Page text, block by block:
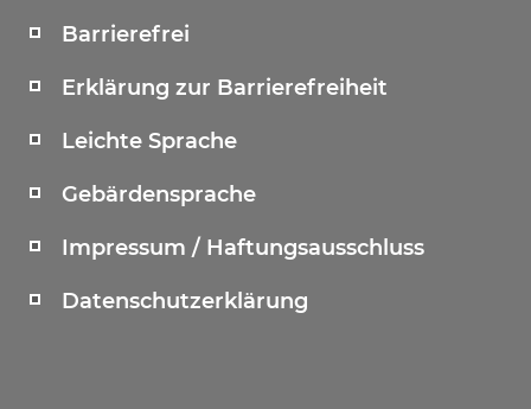
Barrierefrei
Erklärung zur Barrierefreiheit
Leichte Sprache
Gebärdensprache
Impressum / Haftungsausschluss
Datenschutzerklärung